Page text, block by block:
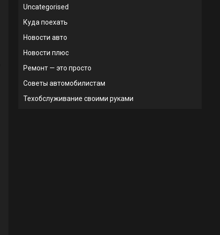
Uncategorised
Куда поехать
Новости авто
Новости плюс
Ремонт — это просто
Советы автомобилистам
Техобслуживание своими руками